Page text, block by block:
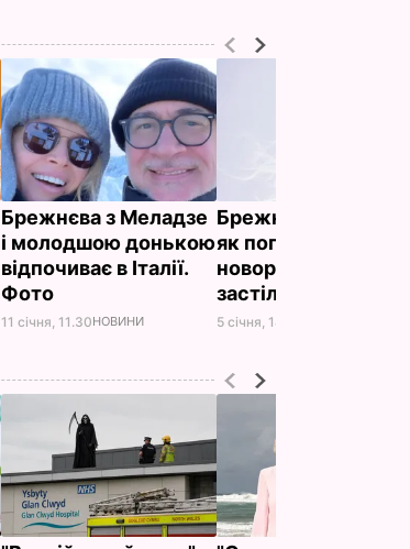
Брежнєва з Меладзе
і молодшою донькою
відпочиває в Італії.
Фото
11 січня, 11.30НОВИНИ
Брежнєва показала,
як погладшала після
новорічного
застілля
5 січня, 14.57